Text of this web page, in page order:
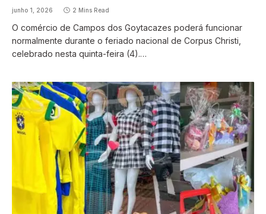
junho 1, 2026 2 Mins Read
O comércio de Campos dos Goytacazes poderá funcionar
normalmente durante o feriado nacional de Corpus Christi,
celebrado nesta quinta-feira (4).…